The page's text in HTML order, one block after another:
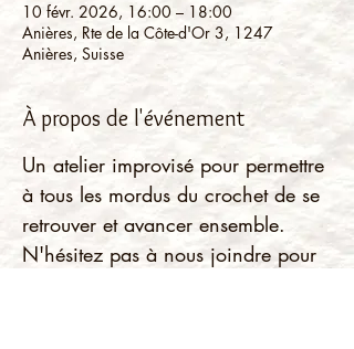
10 févr. 2026, 16:00 – 18:00
Anières, Rte de la Côte-d'Or 3, 1247
Anières, Suisse
À propos de l'événement
Un atelier improvisé pour permettre
à tous les mordus du crochet de se
retrouver et avancer ensemble.
N'hésitez pas à nous joindre pour